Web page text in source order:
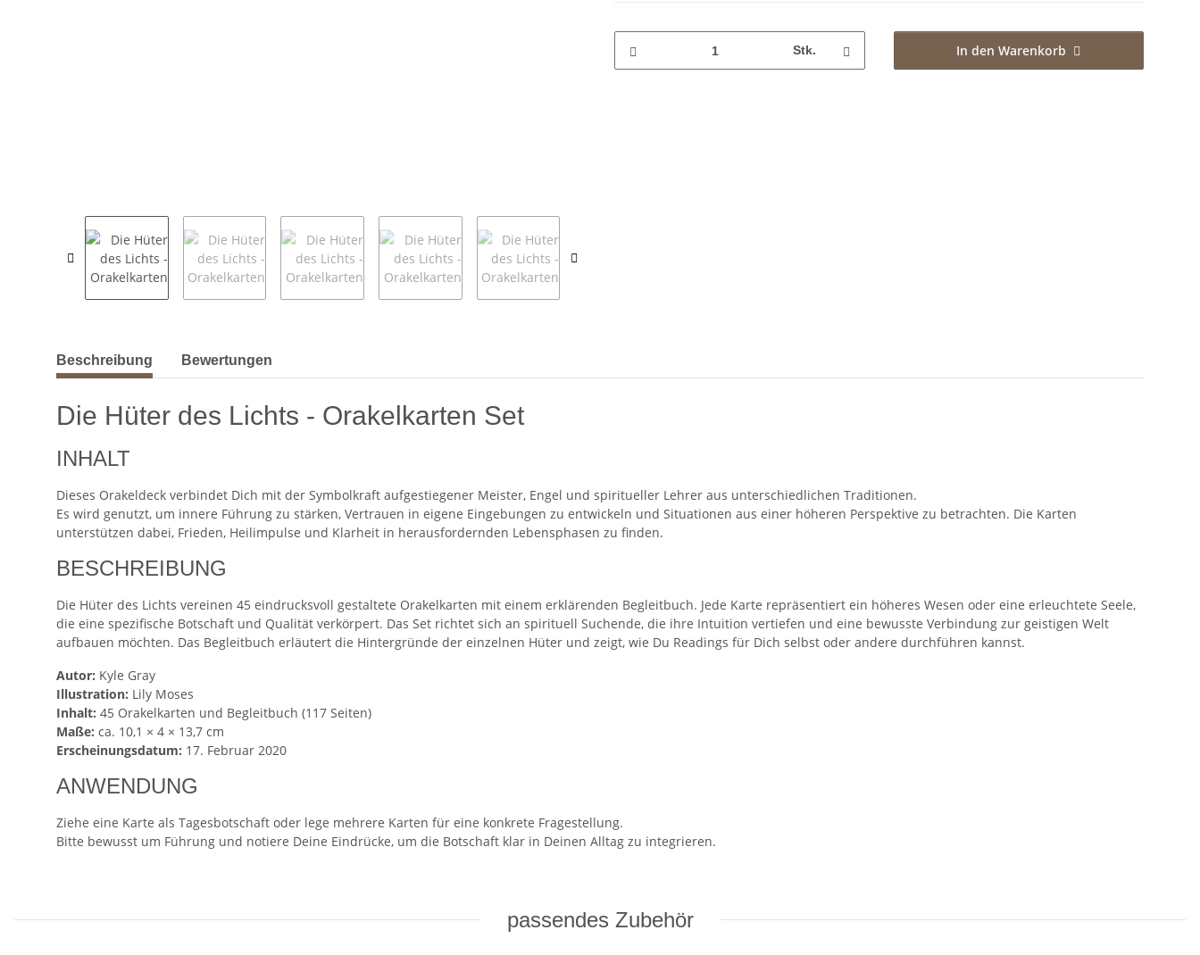
Stk. In den Warenkorb
weitere Registerkarten anzeigen
Beschreibung Bewertungen
Die Hüter des Lichts - Orakelkarten Set
INHALT
Dieses Orakeldeck verbindet Dich mit der Symbolkraft aufgestiegener Meister, Engel und spiritueller Lehrer aus unterschiedlichen Traditionen.
Es wird genutzt, um innere Führung zu stärken, Vertrauen in eigene Eingebungen zu entwickeln und Situationen aus einer höheren Perspektive zu betrachten. Die Karten
unterstützen dabei, Frieden, Heilimpulse und Klarheit in herausfordernden Lebensphasen zu finden.
BESCHREIBUNG
Die Hüter des Lichts vereinen 45 eindrucksvoll gestaltete Orakelkarten mit einem erklärenden Begleitbuch. Jede Karte repräsentiert ein höheres Wesen oder eine erleuchtete Seele,
die eine spezifische Botschaft und Qualität verkörpert. Das Set richtet sich an spirituell Suchende, die ihre Intuition vertiefen und eine bewusste Verbindung zur geistigen Welt
aufbauen möchten. Das Begleitbuch erläutert die Hintergründe der einzelnen Hüter und zeigt, wie Du Readings für Dich selbst oder andere durchführen kannst.
Autor: Kyle Gray
Illustration: Lily Moses
Inhalt: 45 Orakelkarten und Begleitbuch (117 Seiten)
Maße: ca. 10,1 × 4 × 13,7 cm
Erscheinungsdatum: 17. Februar 2020
ANWENDUNG
Ziehe eine Karte als Tagesbotschaft oder lege mehrere Karten für eine konkrete Fragestellung.
Bitte bewusst um Führung und notiere Deine Eindrücke, um die Botschaft klar in Deinen Alltag zu integrieren.
passendes Zubehör